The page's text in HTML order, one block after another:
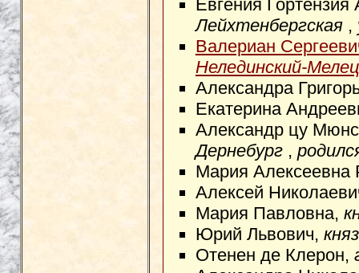
Евгения
Лейхтенбергская,
Валериан
Нелединский-
Александра
Екатерина
Александр цу
Дернебург,
Мария Алексеевна
Алексей
Мария Павловна,
Юрий Львович,
Отенен де Клерон,